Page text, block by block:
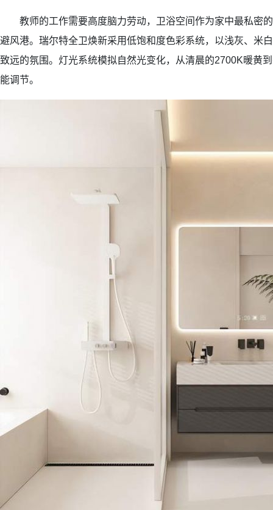
教师的工作需要高度脑力劳动，卫浴空间作为家中最私密的
避风港。瑞尔特全卫焕新采用低饱和度色彩系统，以浅灰、米
致远的氛围。灯光系统模拟自然光变化，从清晨的2700K暖黄
能调节。